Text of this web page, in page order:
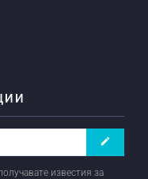
create
известия за